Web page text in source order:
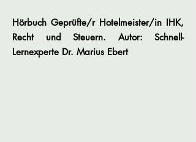
Hörbuch Geprüfte/r Hotelmeister/in IHK,
Recht und Steuern. Autor: Schnell-
Lernexperte Dr. Marius Ebert